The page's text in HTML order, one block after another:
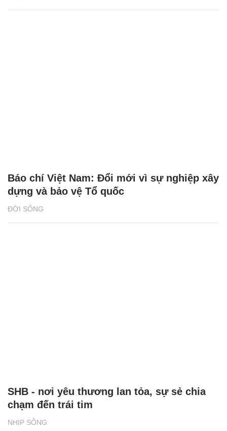
ĐỜI SỐNG
Báo chí Việt Nam: Đổi mới vì sự nghiệp xây
dựng và bảo vệ Tổ quốc
NHỊP SỐNG
SHB - nơi yêu thương lan tỏa, sự sẻ chia
chạm đến trái tim